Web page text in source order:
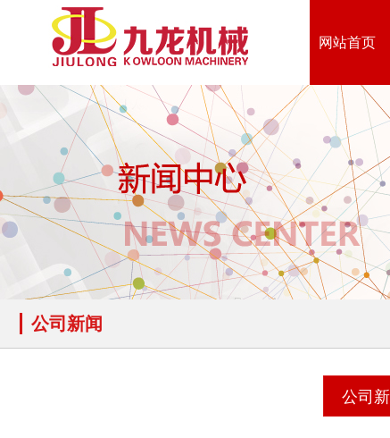
网站首页
公司新闻
公司